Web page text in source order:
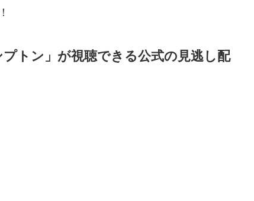
トン」が視聴できる公式の見逃し配